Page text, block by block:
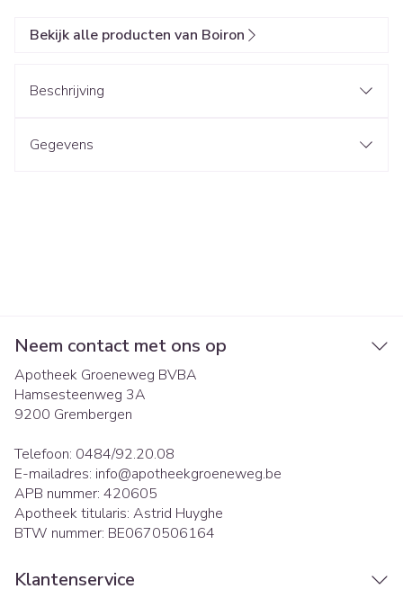
Bekijk alle producten van Boiron
Beschrijving
Gegevens
Neem contact met ons op
Apotheek Groeneweg BVBA
Hamsesteenweg 3A
9200 Grembergen
Telefoon: 0484/92.20.08
E-mailadres: info@apotheekgroeneweg.be
APB nummer: 420605
Apotheek titularis: Astrid Huyghe
BTW nummer: BE0670506164
Klantenservice